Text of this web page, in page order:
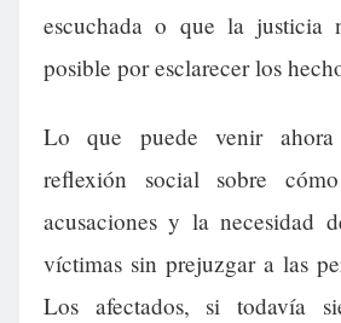
escuchada o que la
posible por esclarecer los
Lo que puede venir
reflexión social sobre
acusaciones y la necesidad
víctimas sin prejuzgar a las
Los afectados, si todavía